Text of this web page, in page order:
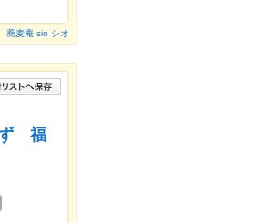
蕎麦庵 sio シオ
ず 福